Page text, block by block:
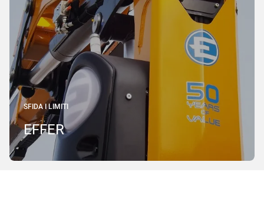
SFIDA I LIMITI
EFFER